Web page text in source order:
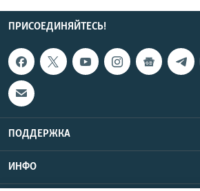
ПРИСОЕДИНЯЙТЕСЬ!
ПОДДЕРЖКА
ИНФО